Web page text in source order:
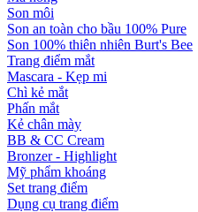
Son môi
Son an toàn cho bầu 100% Pure
Son 100% thiên nhiên Burt's Bee
Trang điểm mắt
Mascara - Kẹp mi
Chì kẻ mắt
Phấn mắt
Kẻ chân mày
BB & CC Cream
Bronzer - Highlight
Mỹ phẩm khoáng
Set trang điểm
Dụng cụ trang điểm